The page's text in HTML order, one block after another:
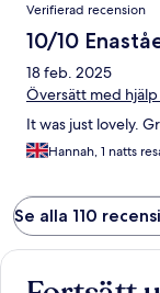
Verifierad recension
10/10
18 feb. 2025
Översätt med
It was just lovely.
Hannah, 1 natts
Se alla 110